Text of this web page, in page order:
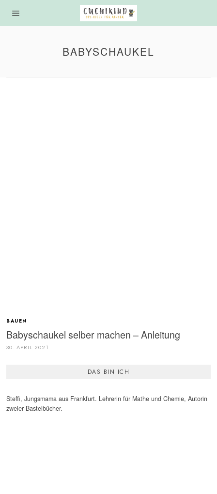
BABYSCHAUKEL
BAUEN
Babyschaukel selber machen – Anleitung
30. APRIL 2021
DAS BIN ICH
Steffi, Jungsmama aus Frankfurt. Lehrerin für Mathe und Chemie, Autorin
zweier Bastelbücher.